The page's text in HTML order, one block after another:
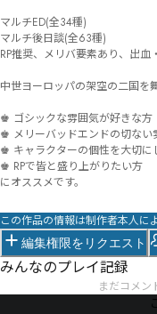
マルチED(全34種)
マルチ後日談(全63種)
RP推奨、メリバ要素あり、出
中世ヨーロッパの架空の二国を
♚ ゴシックな雰囲気が好きな方
♚ メリーバッドエンドの切ない
♚ キャラクターの個性を大切に
♚ RPで皆と盛り上がりたい方
にオススメです。
この作品の情報は制作者本人に
編集権限をリクエスト
みんなのプレイ記録
まだコメン